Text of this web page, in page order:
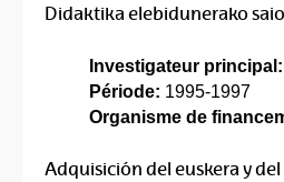
Didaktika elebidunerako
Investigateur principal:
Période: 1995-1997
Organisme de
Adquisición del euskera y